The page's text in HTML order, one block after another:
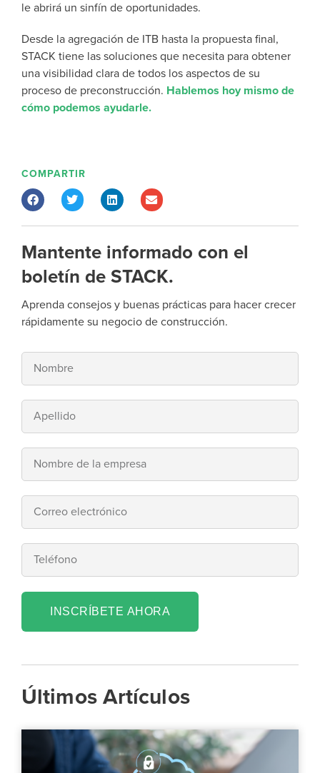
le abrirá un sinfín de oportunidades.
Desde la agregación de ITB hasta la propuesta final,
STACK tiene las soluciones que necesita para obtener
una visibilidad clara de todos los aspectos de su
proceso de preconstrucción. Hablemos hoy mismo de
cómo podemos ayudarle.
COMPARTIR
Mantente informado con el
boletín de STACK.
Aprenda consejos y buenas prácticas para hacer crecer
rápidamente su negocio de construcción.
INSCRÍBETE AHORA
Últimos Artículos